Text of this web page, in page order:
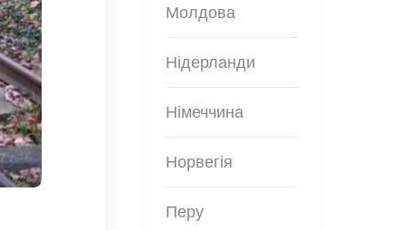
Молдова
Нідерланди
Німеччина
Норвегія
Перу